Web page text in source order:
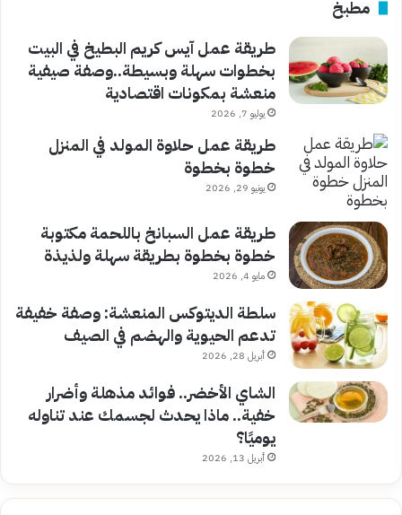
مطبخ
طريقة عمل آيس كريم البطيخ في البيت
بخطوات سهلة وبسيطة..وصفة صيفية
منعشة بمكونات اقتصادية
يوليو 7, 2026
طريقة عمل حلاوة المولد في المنزل
خطوة بخطوة
يونيو 29, 2026
طريقة عمل السبانخ باللحمة مكتوبة
خطوة بخطوة بطريقة سهلة ولذيذة
مايو 4, 2026
سلطة الديتوكس المنعشة: وصفة خفيفة
تدعم الحيوية والهضم في الصيف
أبريل 28, 2026
الشاي الأخضر.. فوائد مذهلة وأضرار
خفية.. ماذا يحدث لجسمك عند تناوله
يوميًا؟
أبريل 13, 2026